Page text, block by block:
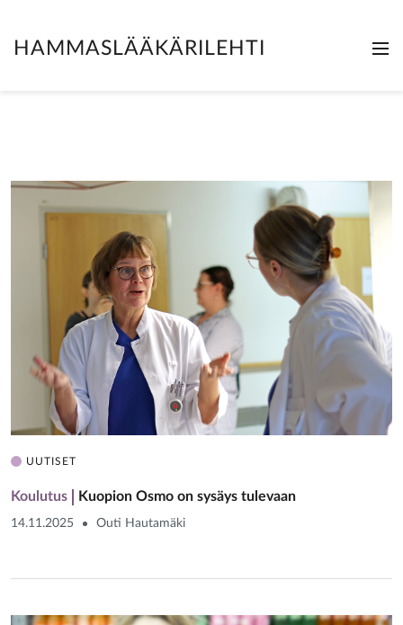
HAMMASLÄÄKÄRILEHTI
UUTISET
Koulutus Kuopion Osmo on sysäys tulevaan
14.11.2025 Outi Hautamäki